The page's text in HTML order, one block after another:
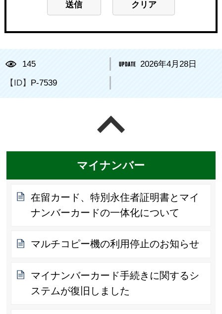
145 2026年4月28日
【ID】 P-7539
マイナンバー
在留カード、特別永住者証明書とマイ
ナンバーカードの一体化について
マルチコピー機の利用停止のお知らせ
マイナンバーカード手続きに関するシ
ステムが復旧しました